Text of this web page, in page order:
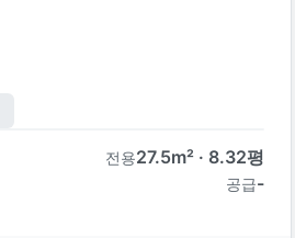
전용27.5m² · 8.32평
공급-